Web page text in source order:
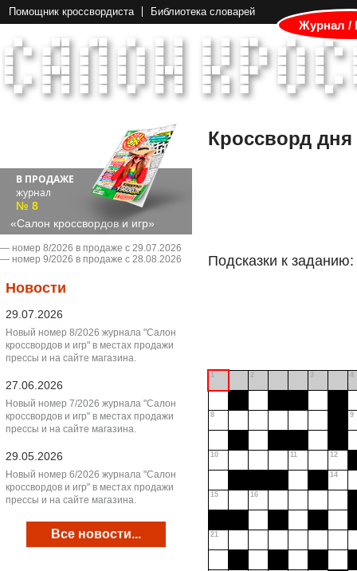
Помощник кроссвордиста Библиотека словарей
Журнал /
В ПРОДАЖЕ
журнал
№ 8
«Салон кроссвордов и игр»
― номер 8/2026 в продаже с 29.07.2026
― номер 9/2026 в продаже с 28.08.2026
Новости
29.07.2026
Новый номер 8/2026 журнала "Салон
кроссвордов и игр" в местах продажи
прессы и на сайте магазина.
27.06.2026
Новый номер 7/2026 журнала "Салон
кроссвордов и игр" в местах продажи
прессы и на сайте магазина.
29.05.2026
Новый номер 6/2026 журнала "Салон
кроссвордов и игр" в местах продажи
прессы и на сайте магазина.
Все новости...
Кроссворд дня
Подсказки к заданию:
1 2 3 4
8 9
10 11 12
14
15 16
21